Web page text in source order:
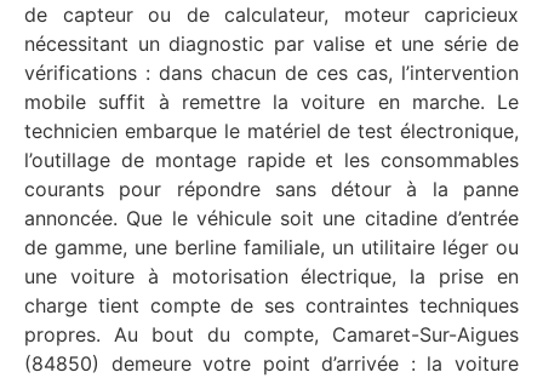
de capteur ou de calculateur, moteur capricieux
nécessitant un diagnostic par valise et une série de
vérifications : dans chacun de ces cas, l’intervention
mobile suffit à remettre la voiture en marche. Le
technicien embarque le matériel de test électronique,
l’outillage de montage rapide et les consommables
courants pour répondre sans détour à la panne
annoncée. Que le véhicule soit une citadine d’entrée
de gamme, une berline familiale, un utilitaire léger ou
une voiture à motorisation électrique, la prise en
charge tient compte de ses contraintes techniques
propres. Au bout du compte, Camaret-Sur-Aigues
(84850) demeure votre point d’arrivée : la voiture